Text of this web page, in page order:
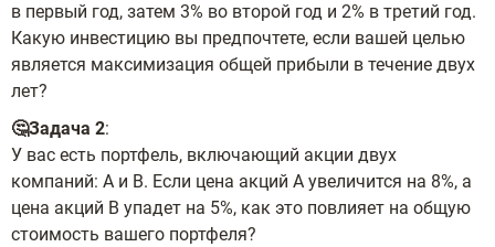
в первый год, затем 3% во второй год и 2% в третий год.
Какую инвестицию вы предпочтете, если вашей целью
является максимизация общей прибыли в течение двух
лет?
🤔Задача 2:
У вас есть портфель, включающий акции двух
компаний: А и В. Если цена акций А увеличится на 8%, а
цена акций В упадет на 5%, как это повлияет на общую
стоимость вашего портфеля?